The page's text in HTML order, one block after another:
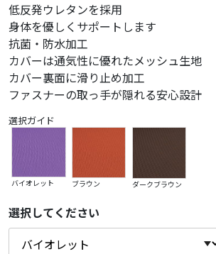
低反発ウレタンを採用
身体を優しくサポートします
抗菌・防水加工
カバーは通気性に優れたメッシュ生地
カバー裏面に滑り止め加工
ファスナーの取っ手が隠れる安心設計
選択ガイド
バイオレット ブラウン ダークブラウン
選択してください